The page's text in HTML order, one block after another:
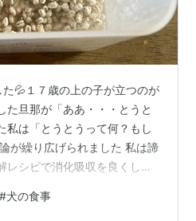
💦１７歳の上の子が立つのが
た旦那が「ああ・・・とうと
私は「とうとうって何？もし
が繰り広げられました 私は諦
レシピで消化吸収を良くして
ました・・・私なりに、彼
#犬の食事